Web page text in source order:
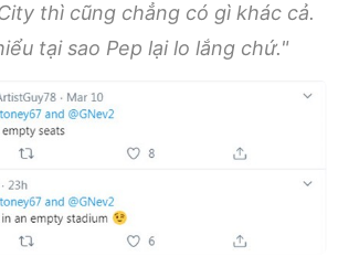
thì cũng chẳng có gì khác cả.
tại sao Pep lại lo lắng chứ."